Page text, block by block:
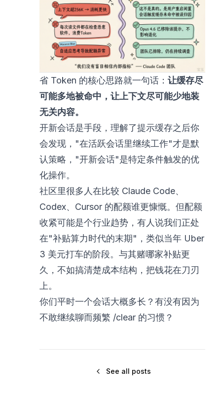
省 Token 的核心思路就一句话： 让缓存尽
可能多地被命中，让上下文尽可能少地装
无关内容。
开新会话是手段，理解了提示缓存之后你
会发现，"在活跃会话里继续工作"才是默
认策略，"开新会话"是特定条件触发的优
化操作。
社区里很多人在比较 Claude Code、
Codex、Cursor 的配额谁更慷慨。但配额
收紧可能是个行业趋势，有人说我们正处
在"补贴算力时代的末期"，类似当年 Uber
3 美元打车的阶段。与其赌哪家补贴更
久，不如搞清楚成本结构，把钱花在刀刃
上。
你们平时一个会话大概多长？有没有因为
不敢继续聊而频繁 /clear 的习惯？
See all posts